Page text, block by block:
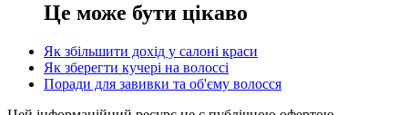
Це може бути цікаво
Як збільшити дохід у салоні краси
Як зберегти кучері на волоссі
Поради для завивки та об'єму волосся